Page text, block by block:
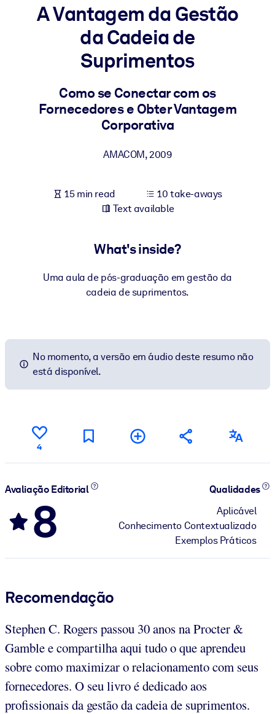
For LMS/LXP
Bring bite-sized, verified knowledge into your LMS/LXP for
For Corporate Libraries
Enrich your corporate library with trusted, ready-to-use business
outputs.
A Vantagem da Gestão
da Cadeia de
Suprimentos
Como se Conectar com os
Fornecedores e Obter Vantagem
Corporativa
AMACOM,2009
15 min read
10 take-aways
Text available
What's inside?
Uma aula de pós-graduação em gestão da
cadeia de suprimentos.
No momento, a versão em áudio deste resumo não
está disponível.
4
Avaliação Editorial
8
Qualidades
Aplicável
Conhecimento Contextualizado
Exemplos Práticos
Recomendação
Stephen C. Rogers passou 30 anos na Procter &
Gamble e compartilha aqui tudo o que aprendeu
sobre como maximizar o relacionamento com seus
fornecedores. O seu livro é dedicado aos
profissionais da gestão da cadeia de suprimentos.